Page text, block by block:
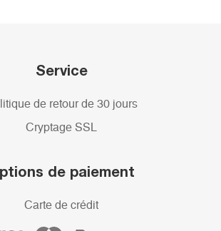
Service
de retour de 30 jours
Cryptage SSL
de paiement
Carte de crédit